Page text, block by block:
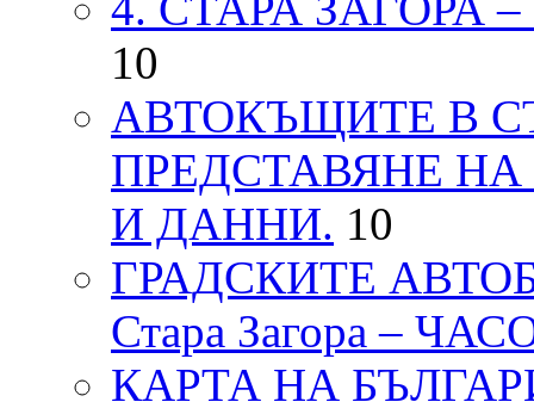
10
АВТОКЪЩИТЕ В
ПРЕДСТАВЯНЕ
И ДАННИ. 10
ГРАДСКИТЕ
Стара Загора –
КАРТА НА